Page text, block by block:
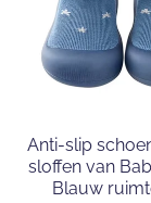
Anti-slip
sloffen van
Blauw